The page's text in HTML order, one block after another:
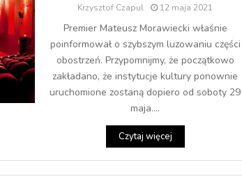
Krzysztof Czapul 12 maja 2021
Premier Mateusz Morawiecki właśnie
poinformował o szybszym luzowaniu części
obostrzeń. Przypomnijmy, że początkowo
zakładano, że instytucje kultury ponownie
uruchomione zostaną dopiero od soboty 29
maja....
Czytaj więcej